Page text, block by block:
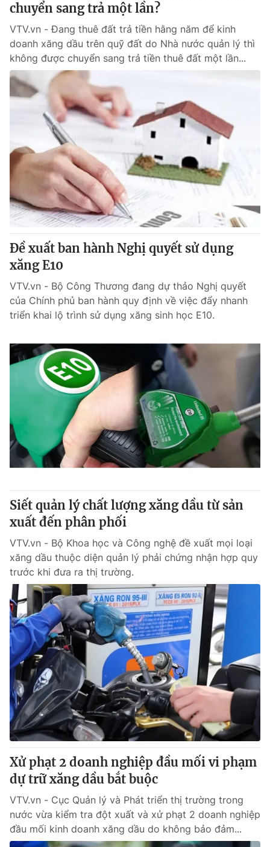
chuyển sang trả một lần?
VTV.vn - Đang thuê đất trả tiền hằng năm để kinh
doanh xăng dầu trên quỹ đất do Nhà nước quản lý thì
không được chuyển sang trả tiền thuê đất một lần...
Đề xuất ban hành Nghị quyết sử dụng
xăng E10
VTV.vn - Bộ Công Thương đang dự thảo Nghị quyết
của Chính phủ ban hành quy định về việc đẩy nhanh
triển khai lộ trình sử dụng xăng sinh học E10.
Siết quản lý chất lượng xăng dầu từ sản
xuất đến phân phối
VTV.vn - Bộ Khoa học và Công nghệ đề xuất mọi loại
xăng dầu thuộc diện quản lý phải chứng nhận hợp quy
trước khi đưa ra thị trường.
Xử phạt 2 doanh nghiệp đầu mối vi phạm
dự trữ xăng dầu bắt buộc
VTV.vn - Cục Quản lý và Phát triển thị trường trong
nước vừa kiểm tra đột xuất và xử phạt 2 doanh nghiệp
đầu mối kinh doanh xăng dầu do không bảo đảm...